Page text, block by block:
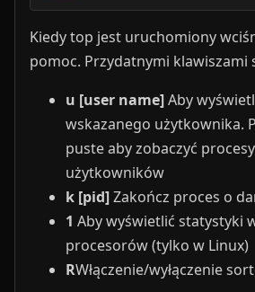
Kiedy top jest uruchomiony
pomoc. Przydatnymi klawiszami
u [user name]Aby
wskazanego użytkownika.
puste aby zobaczyć
użytkowników
k [pid]Zakończ proces o
1 Aby wyświetlić statystyki
procesorów (tylko w Linux)
RWłączenie/wyłączenie